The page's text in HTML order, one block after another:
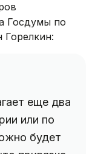
Госдумы по
еще два
или по
будет